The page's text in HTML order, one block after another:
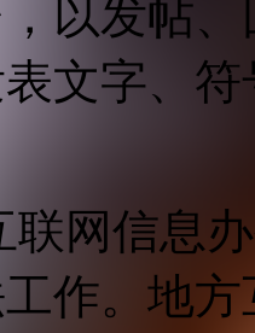
以发帖
文字、
联网信息
作。地